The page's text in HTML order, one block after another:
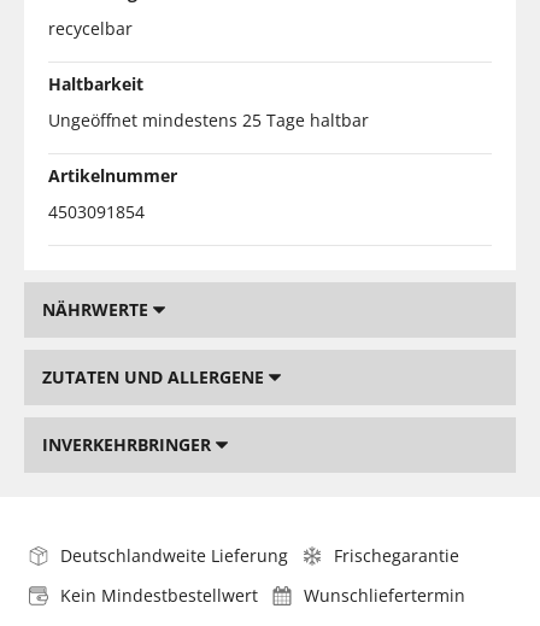
recycelbar
Haltbarkeit
Ungeöffnet mindestens 25 Tage haltbar
Artikelnummer
4503091854
NÄHRWERTE
ZUTATEN UND ALLERGENE
INVERKEHRBRINGER
Deutschlandweite Lieferung
Frischegarantie
Kein Mindestbestellwert
Wunschliefertermin